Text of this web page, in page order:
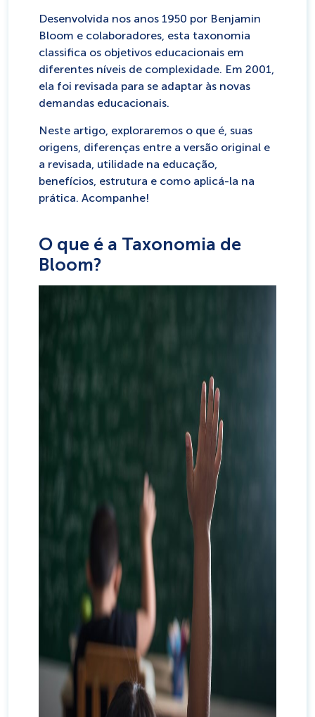
Desenvolvida nos anos 1950 por Benjamin
Bloom e colaboradores, esta taxonomia
classifica os objetivos educacionais em
diferentes níveis de complexidade. Em 2001,
ela foi revisada para se adaptar às novas
demandas educacionais.
Neste artigo, exploraremos o que é, suas
origens, diferenças entre a versão original e
a revisada, utilidade na educação,
benefícios, estrutura e como aplicá-la na
prática. Acompanhe!
O que é a Taxonomia de
Bloom?